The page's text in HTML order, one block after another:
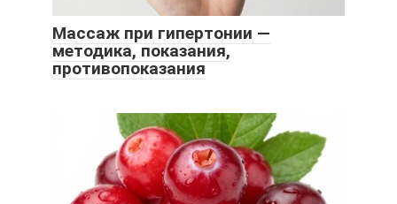
Массаж при гипертонии —
методика, показания,
противопоказания